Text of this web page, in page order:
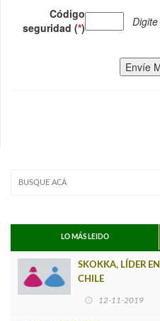
Código
seguridad (*)
Envíe
LO MÁS LEIDO
SKOKKA, LÍDER
CHILE
12-11-2019